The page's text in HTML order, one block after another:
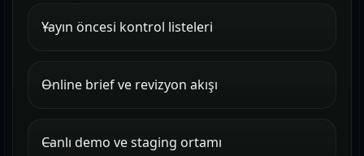
Yayın öncesi kontrol listeleri
Online brief ve revizyon akışı
Canlı demo ve staging ortamı